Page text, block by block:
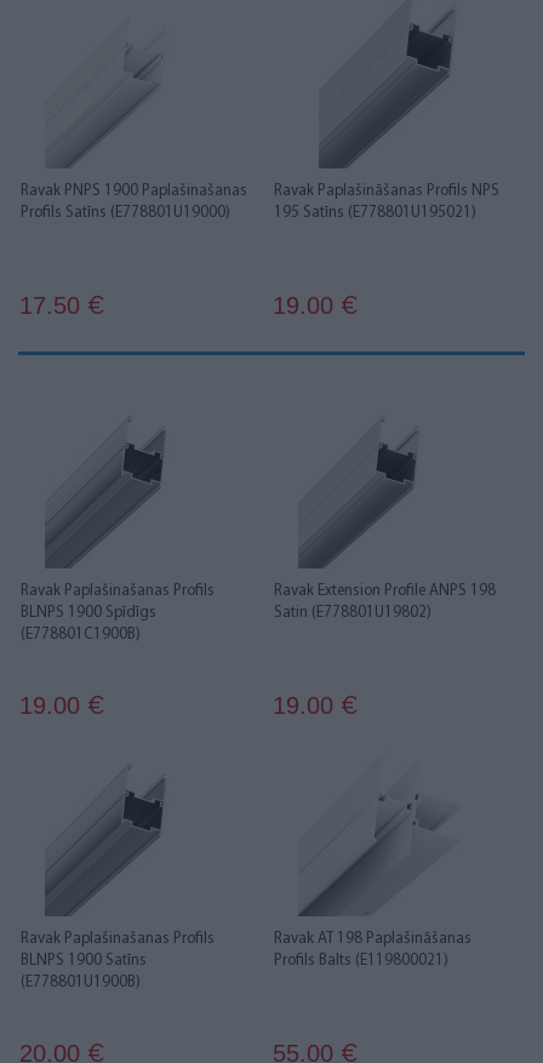
Ravak PNPS 1900 Paplašinašanas
Profils Satīns (E778801U19000)
17.50 €
Ravak Paplašināšanas Profils NPS
195 Satīns (E778801U195021)
19.00 €
Ravak Paplašinašanas Profils
BLNPS 1900 Spīdīgs
(E778801C1900B)
19.00 €
Ravak Extension Profile ANPS 198
Satin (E778801U19802)
19.00 €
Ravak Paplašinašanas Profils
BLNPS 1900 Satīns
(E778801U1900B)
20.00 €
Ravak AT 198 Paplašināšanas
Profils Balts (E119800021)
55.00 €